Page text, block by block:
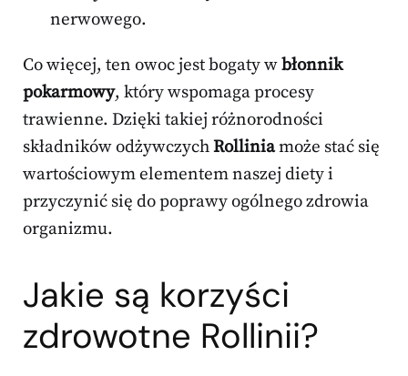
nerwowego.
Co więcej, ten owoc jest bogaty wbłonnik
pokarmowy, który wspomaga procesy
trawienne. Dzięki takiej różnorodności
składników odżywczychRolliniamoże stać się
wartościowym elementem naszej diety i
przyczynić się do poprawy ogólnego zdrowia
organizmu.
Jakie są korzyści
zdrowotne Rollinii?